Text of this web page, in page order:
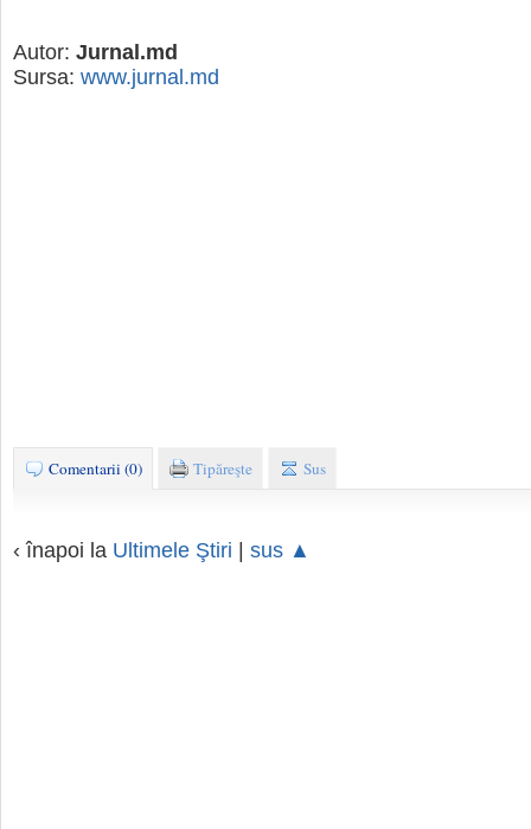
Autor: Jurnal.md
Sursa: www.jurnal.md
Comentarii (0) Tipăreşte Sus
‹ înapoi la Ultimele Ştiri sus ▲